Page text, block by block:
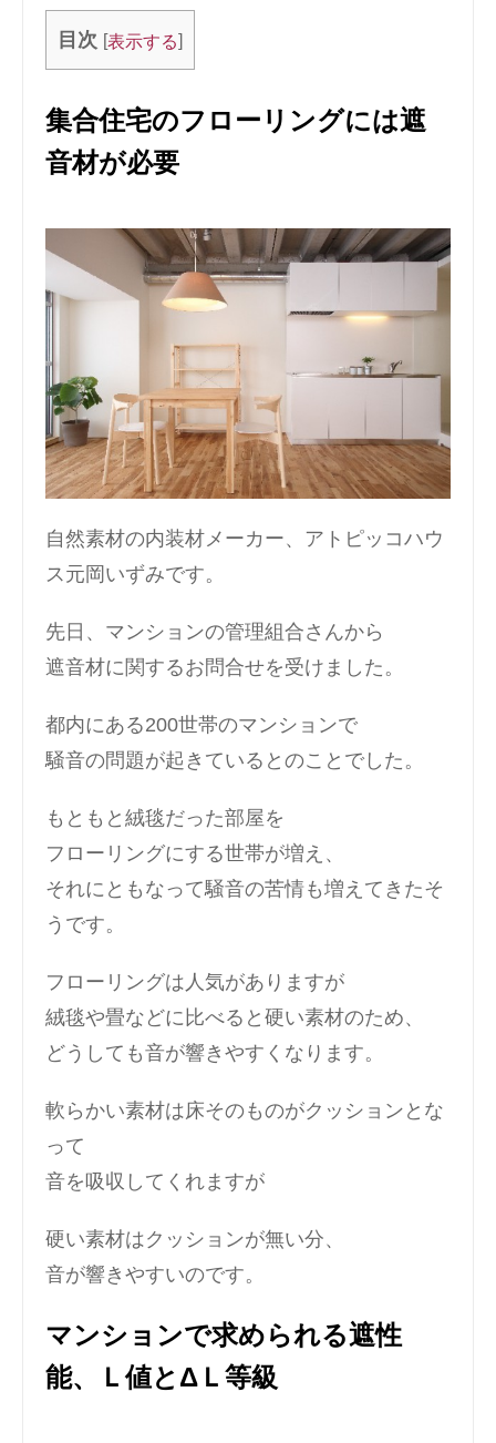
目次 [表示する]
集合住宅のフローリングには遮
音材が必要
自然素材の内装材メーカー、アトピッコハウ
ス元岡いずみです。
先日、マンションの管理組合さんから
遮音材に関するお問合せを受けました。
都内にある200世帯のマンションで
騒音の問題が起きているとのことでした。
もともと絨毯だった部屋を
フローリングにする世帯が増え、
それにともなって騒音の苦情も増えてきたそ
うです。
フローリングは人気がありますが
絨毯や畳などに比べると硬い素材のため、
どうしても音が響きやすくなります。
軟らかい素材は床そのものがクッションとな
って
音を吸収してくれますが
硬い素材はクッションが無い分、
音が響きやすいのです。
マンションで求められる遮性
能、Ｌ値とΔＬ等級